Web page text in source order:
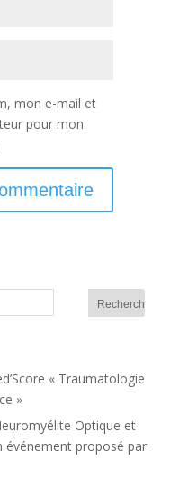
mon e-mail et
pour mon
« Traumatologie
»
Optique et
événement proposé par